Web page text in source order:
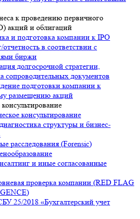
к проведению первичного
акций и облигаций
и подготовка компании к IPO
в соответствии с
биржи
долгосрочной стратегии,
сопроводительных документов
подготовки компании к
размещению акций
консультирование
структуры и бизнес-
расследования (Forensic)
и иные согласованные
проверка компании (RED FLAG
25/2018 «Бухгалтерский учет